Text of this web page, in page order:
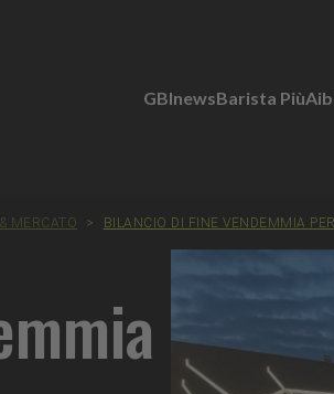
GBInewsBarista Più
MERCATO > BILANCIO DI FINE VENDEMMIA